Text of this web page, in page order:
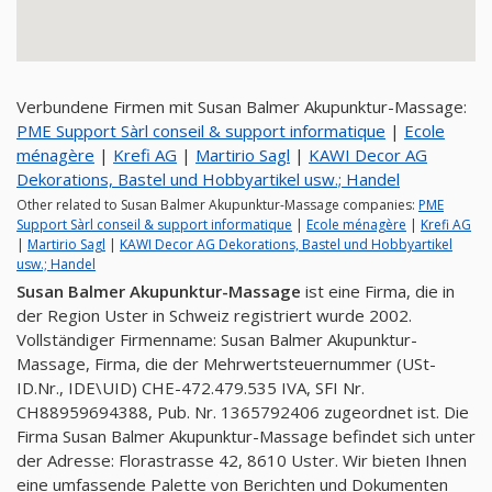
Verbundene Firmen mit Susan Balmer Akupunktur-Massage:
PME Support Sàrl conseil & support informatique | Ecole
ménagère | Krefi AG | Martirio Sagl | KAWI Decor AG
Dekorations, Bastel und Hobbyartikel usw.; Handel
Other related to Susan Balmer Akupunktur-Massage companies: PME
Support Sàrl conseil & support informatique | Ecole ménagère | Krefi AG
| Martirio Sagl | KAWI Decor AG Dekorations, Bastel und Hobbyartikel
usw.; Handel
Susan Balmer Akupunktur-Massage ist eine Firma, die in
der Region Uster in Schweiz registriert wurde 2002.
Vollständiger Firmenname: Susan Balmer Akupunktur-
Massage, Firma, die der Mehrwertsteuernummer (USt-
ID.Nr., IDE\UID) CHE-472.479.535 IVA, SFI Nr.
CH88959694388, Pub. Nr. 1365792406 zugeordnet ist. Die
Firma Susan Balmer Akupunktur-Massage befindet sich unter
der Adresse: Florastrasse 42, 8610 Uster. Wir bieten Ihnen
eine umfassende Palette von Berichten und Dokumenten